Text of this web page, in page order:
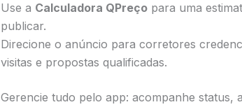
Use a Calculadora QPreço para uma
publicar.
Direcione o anúncio para corretores
visitas e propostas qualificadas.
Gerencie tudo pelo app: acompanhe status,